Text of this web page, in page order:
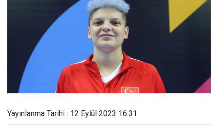
Yayınlanma Tarihi : 12 Eylül 2023 16:31